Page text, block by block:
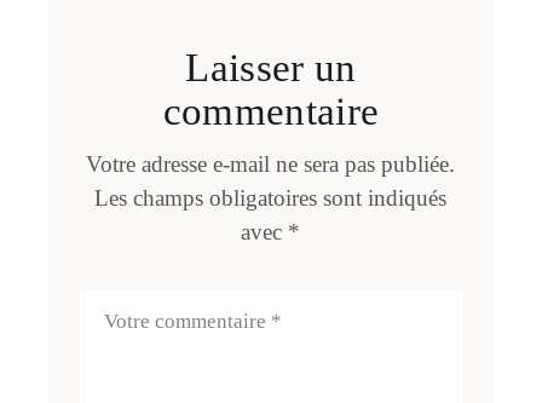
Laisser un
commentaire
Votre adresse e-mail ne sera pas publiée.
Les champs obligatoires sont indiqués
avec *